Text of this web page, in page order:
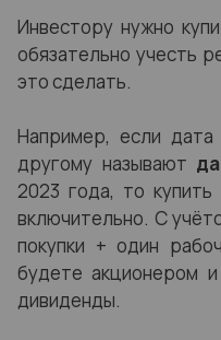
Инвестору нужно
обязательно учесть
это сделать.
Например, если
другому называют
2023 года, то
включительно. С
покупки + один
будете акционером
дивиденды.